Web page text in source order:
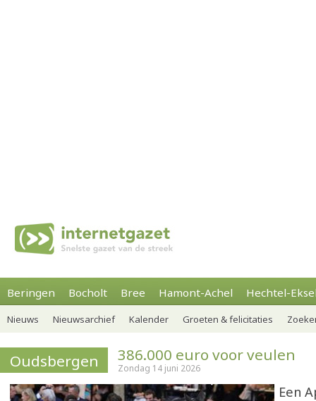
Beringen Bocholt Bree Hamont-Achel Hechtel-
Nieuws Nieuwsarchief Kalender Groeten & felicitaties
Oudsbergen 386.000 euro voor veulen
Zondag 14 juni 2026
Een